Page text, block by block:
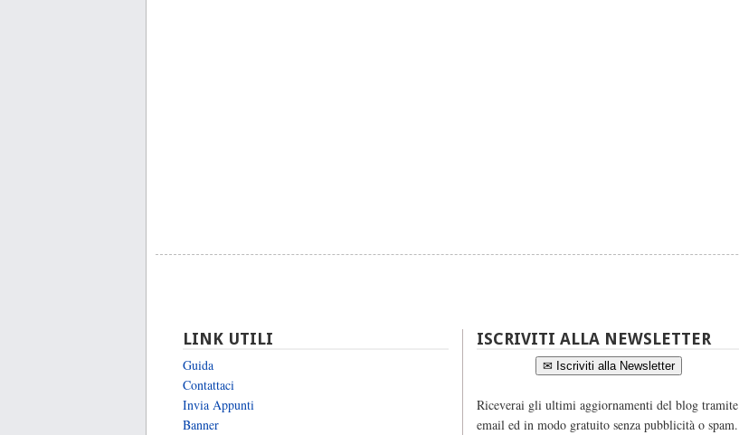
LINK UTILI
Guida
Contattaci
Invia Appunti
Banner
ISCRIVITI ALLA NEWSLETTER
✉ Iscriviti alla Newsletter
Riceverai gli ultimi aggiornamenti del blog tramite
email ed in modo gratuito senza pubblicità o spam.